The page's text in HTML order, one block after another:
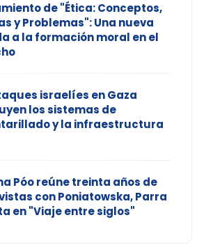
de "Ética: Conceptos,
y Problemas": Una nueva
a la formación moral en el
israelíes en Gaza
los sistemas de
y la infraestructura
Póo reúne treinta años de
con Poniatowska, Parra
en "Viaje entre siglos"